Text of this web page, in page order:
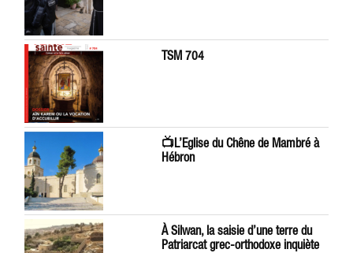
TSM 704
📺L’Eglise du Chêne de Mambré à
Hébron
À Silwan, la saisie d’une terre du
Patriarcat grec-orthodoxe inquiète